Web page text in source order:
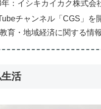
年：イシキカイカク株式会
チャンネル「CGS」を
育・地域経済に関する情
活